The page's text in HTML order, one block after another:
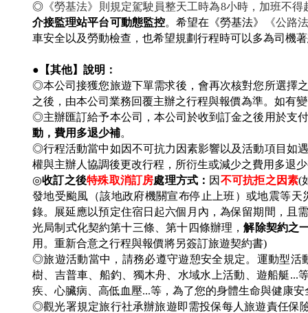
◎ 《勞基法》則規定駕駛員整天工時為8小時，加班不
介接監理站平台可動態監控。希望在《勞基法》
《公路
車安全以及勞動檢查，也希望規劃行程時可以多為司機
●【其他】說明：
◎本公司接獲您旅遊下單需求後，會再次核對您所選擇
之後，由本公司業務回覆主辦之行程與報價為準。如有
◎主辦匯訂給予本公司，本公司於收到訂金之後用於支
動，費用多退少補。
◎行程活動當中如因不可抗力因素影響以及活動項目如
權與主辦人協調後更改行程，所衍生或減少之費用多退
◎收訂之後特殊取消訂房處理方式： 因 不可抗拒之因素(
發地受颱風（該地政府機關宣布停止上班）或地震等
錄。展延應以預定住宿日起六個月內，為保留期間，且
光局制式化契約第十三條、第十四條辦理，解除契約之
用。重新合意之行程與報價將另簽訂旅遊契約書)
◎旅遊活動當中，請務必遵守遊憩安全規定。運動型
樹、吉普車、船釣、獨木舟、水域水上活動、遊船艇...
疾、心臟病、高低血壓...等，為了您的身體生命與健康
◎觀光署規定旅行社承辦旅遊即需投保每人旅遊責任保